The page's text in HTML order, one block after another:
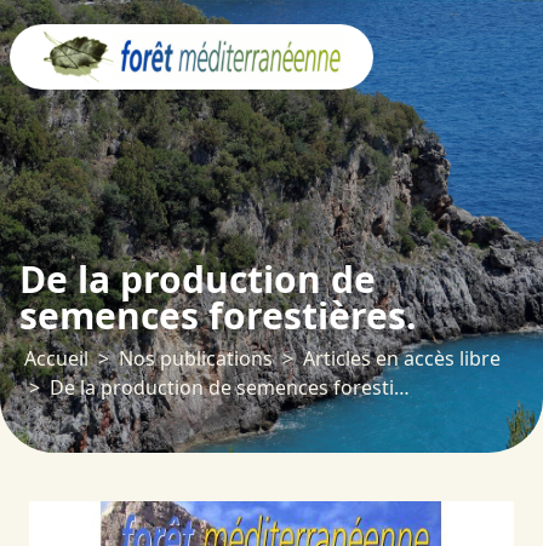
De la production de
semences forestières.
Accueil Nos publications
Articles en accès libre
De la production de semences forestières.
Panneau de gestion des cookies